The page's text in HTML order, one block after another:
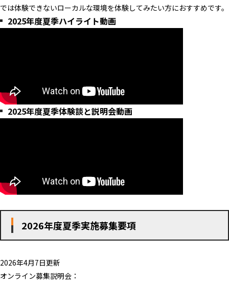
では体験できないローカルな環境を体験してみたい方におすすめです。
2025年度夏季ハイライト動画
2025年度夏季体験談と説明会動画
2026年度夏季実施募集要項
2026年4月7日更新
オンライン募集説明会：